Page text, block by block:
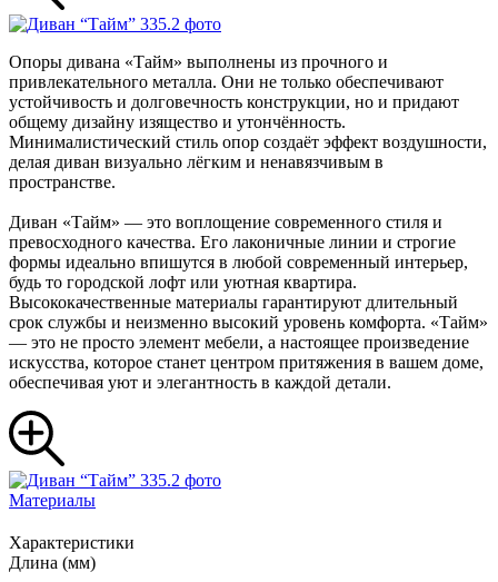
Опоры дивана «Тайм» выполнены из прочного и
привлекательного металла. Они не только обеспечивают
устойчивость и долговечность конструкции, но и придают
общему дизайну изящество и утончённость.
Минималистический стиль опор создаёт эффект воздушности,
делая диван визуально лёгким и ненавязчивым в
пространстве.
Диван «Тайм» — это воплощение современного стиля и
превосходного качества. Его лаконичные линии и строгие
формы идеально впишутся в любой современный интерьер,
будь то городской лофт или уютная квартира.
Высококачественные материалы гарантируют длительный
срок службы и неизменно высокий уровень комфорта. «Тайм»
— это не просто элемент мебели, а настоящее произведение
искусства, которое станет центром притяжения в вашем доме,
обеспечивая уют и элегантность в каждой детали.
Материалы
Характеристики
Длина (мм)